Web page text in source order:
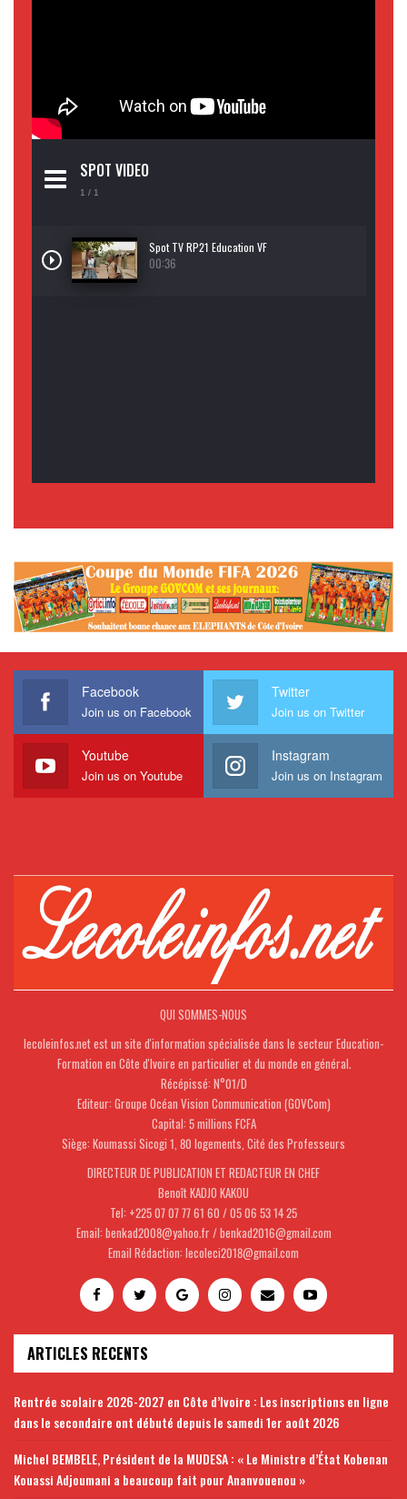
SPOT VIDEO
1 / 1
Spot TV RP21 Education VF
00:36
Facebook
Join us on Facebook
Twitter
Join us on Twitter
Youtube
Join us on Youtube
Instagram
Join us on Instagram
QUI SOMMES-NOUS
lecoleinfos.net est un site d'information spécialisée dans le secteur Education-
Formation en Côte d'Ivoire en particulier et du monde en général.
Récépissé: N°01/D
Editeur: Groupe Océan Vision Communication (GOVCom)
Capital: 5 millions FCFA
Siège: Koumassi Sicogi 1, 80 logements, Cité des Professeurs
DIRECTEUR DE PUBLICATION ET REDACTEUR EN CHEF
Benoît KADJO KAKOU
Tel: +225 07 07 77 61 60 / 05 06 53 14 25
Email: benkad2008@yahoo.fr / benkad2016@gmail.com
Email Rédaction: lecoleci2018@gmail.com
ARTICLES RECENTS
Rentrée scolaire 2026-2027 en Côte d’Ivoire : Les inscriptions en ligne
dans le secondaire ont débuté depuis le samedi 1er août 2026
Michel BEMBELE, Président de la MUDESA : « Le Ministre d’État Kobenan
Kouassi Adjoumani a beaucoup fait pour Ananvouenou »